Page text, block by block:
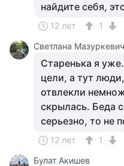
найдите себя,
12 лет
1
Светлана Мазуркевич
Старенька я
цели, а тут
отвлекли
скрылась. Беда
серьезно, то не
12 лет
1
Булат Акишев